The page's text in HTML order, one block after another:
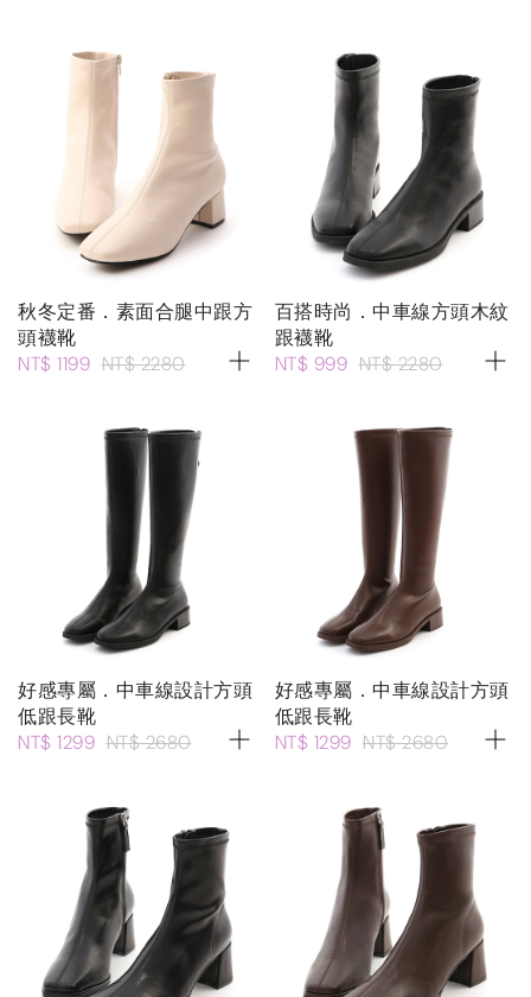
秋冬定番．素面合腿中跟方
頭襪靴
NT$ 1199 NT$ 2280
百搭時尚．中車線方頭木紋
跟襪靴
NT$ 999 NT$ 2280
好感專屬．中車線設計方頭
低跟長靴
NT$ 1299 NT$ 2680
好感專屬．中車線設計方頭
低跟長靴
NT$ 1299 NT$ 2680